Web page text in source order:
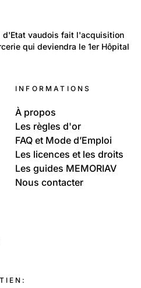
lieux, bâtiments ,
1883-1982
d'Etat vaudois fait l'acquisition
qui deviendra le 1er Hôpital
INFORMATIONS
À propos
Les règles d'or
FAQ et Mode d’Emploi
Les licences et les droits
Les guides MEMORIAV
Nous contacter